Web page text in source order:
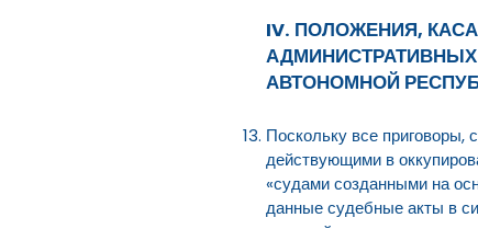
IV. ПОЛОЖЕНИЯ,
АВТОНОМНОЙ
Поскольку все
действующими в
«судами созданными на
данные судебные акты в